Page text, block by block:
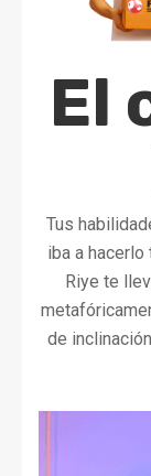
El
Tus
iba a hacerlo
Riye te
de